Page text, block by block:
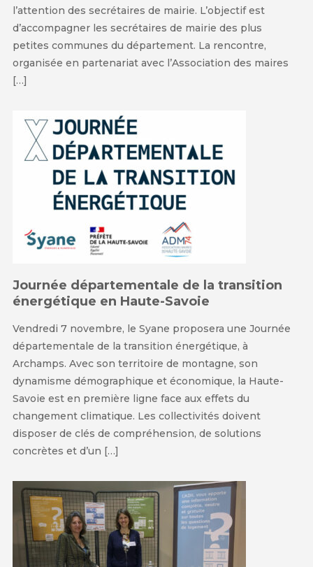
l’attention des secrétaires de mairie. L’objectif est
d’accompagner les secrétaires de mairie des plus
petites communes du département. La rencontre,
organisée en partenariat avec l’Association des maires
[…]
Journée départementale de la transition
énergétique en Haute-Savoie
Vendredi 7 novembre, le Syane proposera une Journée
départementale de la transition énergétique, à
Archamps. Avec son territoire de montagne, son
dynamisme démographique et économique, la Haute-
Savoie est en première ligne face aux effets du
changement climatique. Les collectivités doivent
disposer de clés de compréhension, de solutions
concrètes et d’un […]